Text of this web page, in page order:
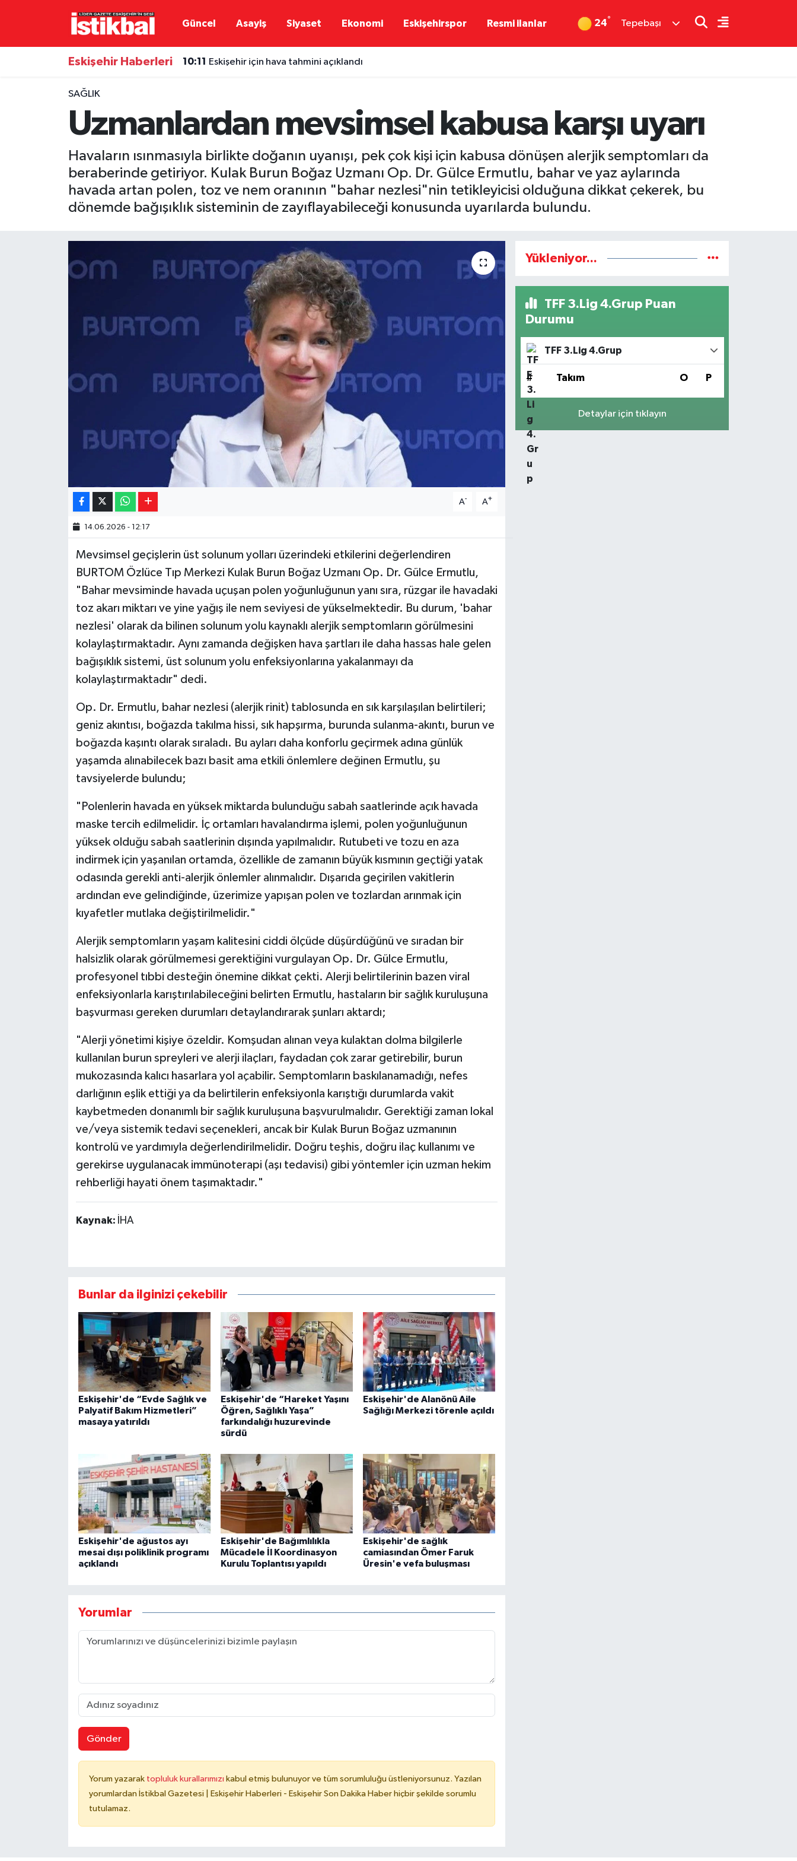
Güncel Asayiş Siyaset Ekonomi Eskişehirspor Resmi ilanlar 24° Tepebaşı
Eskişehir Haberleri 10:11 Eskişehir için hava tahmini açıklandı
SAĞLIK
Uzmanlardan mevsimsel kabusa karşı uyarı
Havaların ısınmasıyla birlikte doğanın uyanışı, pek çok kişi için kabusa dönüşen alerjik semptomları da
beraberinde getiriyor. Kulak Burun Boğaz Uzmanı Op. Dr. Gülce Ermutlu, bahar ve yaz aylarında
havada artan polen, toz ve nem oranının "bahar nezlesi"nin tetikleyicisi olduğuna dikkat çekerek, bu
dönemde bağışıklık sisteminin de zayıflayabileceği konusunda uyarılarda bulundu.
A- A+
14.06.2026 - 12:17
Mevsimsel geçişlerin üst solunum yolları üzerindeki etkilerini değerlendiren
BURTOM Özlüce Tıp Merkezi Kulak Burun Boğaz Uzmanı Op. Dr. Gülce Ermutlu,
"Bahar mevsiminde havada uçuşan polen yoğunluğunun yanı sıra, rüzgar ile havadaki
toz akarı miktarı ve yine yağış ile nem seviyesi de yükselmektedir. Bu durum, 'bahar
nezlesi' olarak da bilinen solunum yolu kaynaklı alerjik semptomların görülmesini
kolaylaştırmaktadır. Aynı zamanda değişken hava şartları ile daha hassas hale gelen
bağışıklık sistemi, üst solunum yolu enfeksiyonlarına yakalanmayı da
kolaylaştırmaktadır" dedi.
Op. Dr. Ermutlu, bahar nezlesi (alerjik rinit) tablosunda en sık karşılaşılan belirtileri;
geniz akıntısı, boğazda takılma hissi, sık hapşırma, burunda sulanma-akıntı, burun ve
boğazda kaşıntı olarak sıraladı. Bu ayları daha konforlu geçirmek adına günlük
yaşamda alınabilecek bazı basit ama etkili önlemlere değinen Ermutlu, şu
tavsiyelerde bulundu;
"Polenlerin havada en yüksek miktarda bulunduğu sabah saatlerinde açık havada
maske tercih edilmelidir. İç ortamları havalandırma işlemi, polen yoğunluğunun
yüksek olduğu sabah saatlerinin dışında yapılmalıdır. Rutubeti ve tozu en aza
indirmek için yaşanılan ortamda, özellikle de zamanın büyük kısmının geçtiği yatak
odasında gerekli anti-alerjik önlemler alınmalıdır. Dışarıda geçirilen vakitlerin
ardından eve gelindiğinde, üzerimize yapışan polen ve tozlardan arınmak için
kıyafetler mutlaka değiştirilmelidir."
Alerjik semptomların yaşam kalitesini ciddi ölçüde düşürdüğünü ve sıradan bir
halsizlik olarak görülmemesi gerektiğini vurgulayan Op. Dr. Gülce Ermutlu,
profesyonel tıbbi desteğin önemine dikkat çekti. Alerji belirtilerinin bazen viral
enfeksiyonlarla karıştırılabileceğini belirten Ermutlu, hastaların bir sağlık kuruluşuna
başvurması gereken durumları detaylandırarak şunları aktardı;
"Alerji yönetimi kişiye özeldir. Komşudan alınan veya kulaktan dolma bilgilerle
kullanılan burun spreyleri ve alerji ilaçları, faydadan çok zarar getirebilir, burun
mukozasında kalıcı hasarlara yol açabilir. Semptomların baskılanamadığı, nefes
darlığının eşlik ettiği ya da belirtilerin enfeksiyonla karıştığı durumlarda vakit
kaybetmeden donanımlı bir sağlık kuruluşuna başvurulmalıdır. Gerektiği zaman lokal
ve/veya sistemik tedavi seçenekleri, ancak bir Kulak Burun Boğaz uzmanının
kontrolü ve yardımıyla değerlendirilmelidir. Doğru teşhis, doğru ilaç kullanımı ve
gerekirse uygulanacak immünoterapi (aşı tedavisi) gibi yöntemler için uzman hekim
rehberliği hayati önem taşımaktadır."
Kaynak: İHA
Bunlar da ilginizi çekebilir
Eskişehir'de “Evde Sağlık ve
Palyatif Bakım Hizmetleri”
masaya yatırıldı
Eskişehir'de “Hareket Yaşını
Öğren, Sağlıklı Yaşa”
farkındalığı huzurevinde
sürdü
Eskişehir'de Alanönü Aile
Sağlığı Merkezi törenle açıldı
Eskişehir'de ağustos ayı
mesai dışı poliklinik programı
açıklandı
Eskişehir'de Bağımlılıkla
Mücadele İl Koordinasyon
Kurulu Toplantısı yapıldı
Eskişehir'de sağlık
camiasından Ömer Faruk
Üresin'e vefa buluşması
Yorumlar
Gönder
Yorum yazarak topluluk kurallarımızı kabul etmiş bulunuyor ve tüm sorumluluğu üstleniyorsunuz. Yazılan
yorumlardan İstikbal Gazetesi | Eskişehir Haberleri - Eskişehir Son Dakika Haber hiçbir şekilde sorumlu
tutulamaz.
Yükleniyor...
TFF 3.Lig 4.Grup Puan
Durumu
TFF 3.Lig 4.Grup
# Takım O P
Detaylar için tıklayın
Eskişehirspor
Resmi ilanlar
Eskişehir Nöbetçi Eczaneler
Eskişehir Trafik Yoğunluk Haritası
TFF 3.Lig 4.Grup Puan Durumu ve Fikstür
Tüm Manşetler